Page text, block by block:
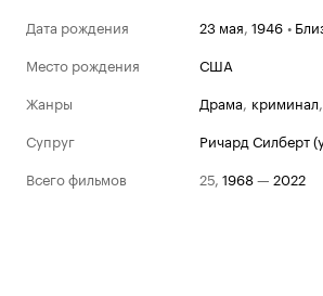
Дата рождения
23 мая, 1946 •
Место рождения
США
Жанры
драма, криминал,
Супруг
Ричард Силберт
Всего фильмов
25, 1968— 2022